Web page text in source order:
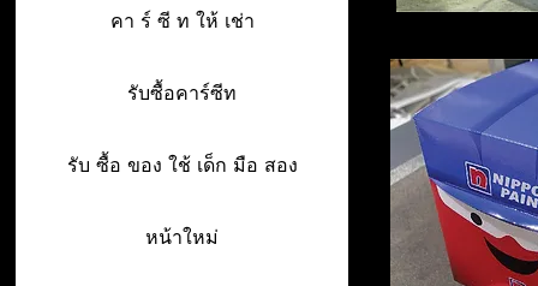
คา ร์ ซี ท ให้ เช่า
รับซื้อคาร์ซีท
รับ ซื้อ ของ ใช้ เด็ก มือ สอง
หน้าใหม่